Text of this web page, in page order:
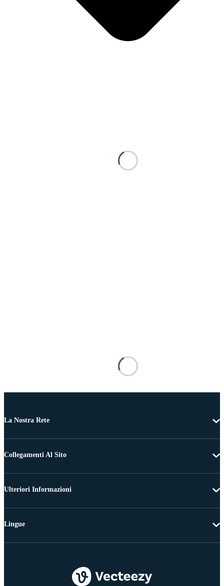
La Nostra Rete
Collegamenti Al Sito
Ulteriori Informazioni
Lingue